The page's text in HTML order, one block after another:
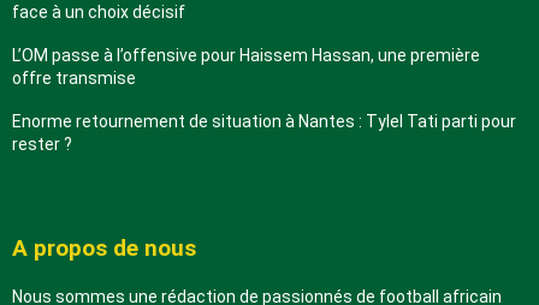
face à un choix décisif
L’OM passe à l’offensive pour Haissem Hassan, une première
offre transmise
Enorme retournement de situation à Nantes : Tylel Tati parti pour
rester ?
A propos de nous
Nous sommes une rédaction de passionnés de football africain